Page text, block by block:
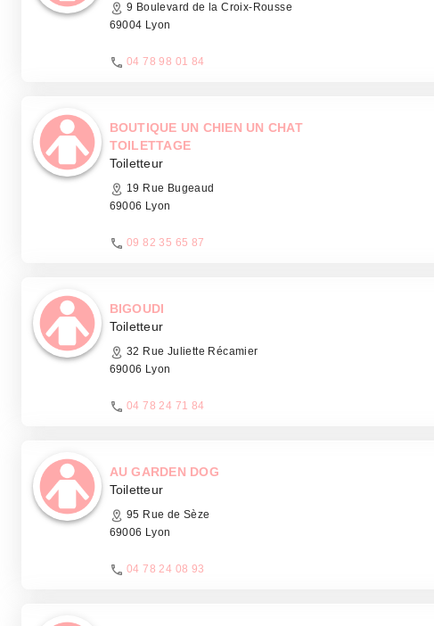
9 Boulevard de la Croix-Rousse
69004 Lyon
04 78 98 01 84
BOUTIQUE UN CHIEN UN CHAT
TOILETTAGE
Toiletteur
19 Rue Bugeaud
69006 Lyon
09 82 35 65 87
BIGOUDI
Toiletteur
32 Rue Juliette Récamier
69006 Lyon
04 78 24 71 84
AU GARDEN DOG
Toiletteur
95 Rue de Sèze
69006 Lyon
04 78 24 08 93